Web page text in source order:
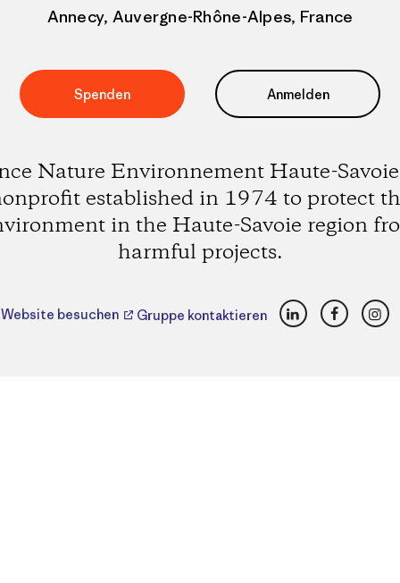
Annecy, Auvergne-Rhône-Alpes, France
Spenden Anmelden
Nature Environnement Haute-
established in 1974 to protect
in the Haute-Savoie region
harmful projects.
Website besuchen Gruppe kontaktieren LinkedInFacebook